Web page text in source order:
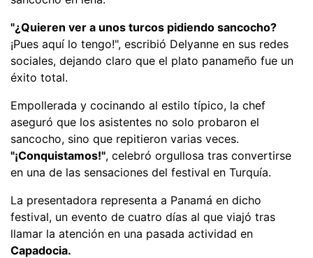
"¿Quieren ver a unos turcos pidiendo sancocho?
¡Pues aquí lo tengo!", escribió Delyanne en sus redes
sociales, dejando claro que el plato panameño fue un
éxito total.
Empollerada y cocinando al estilo típico, la chef
aseguró que los asistentes no solo probaron el
sancocho, sino que repitieron varias veces.
"¡Conquistamos!", celebró orgullosa tras convertirse
en una de las sensaciones del festival en Turquía.
La presentadora representa a Panamá en dicho
festival, un evento de cuatro días al que viajó tras
llamar la atención en una pasada actividad en
Capadocia.